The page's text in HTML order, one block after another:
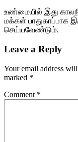
உண்மையில் இது
மக்கள் பாதுகாப்பாக
செய்யவேண்டும்.
Leave a Reply
Your email address
marked *
Comment *